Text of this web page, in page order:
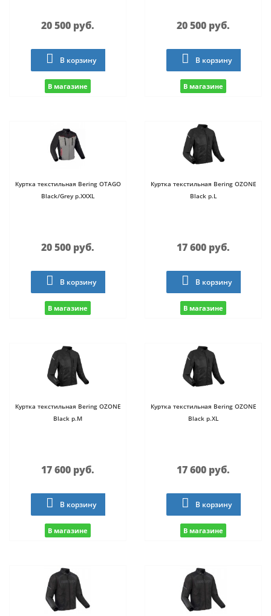
20 500 руб.
В корзину
В магазине
20 500 руб.
В корзину
В магазине
Куртка текстильная Bering OTAGO
Black/Grey р.XXXL
20 500 руб.
В корзину
В магазине
Куртка текстильная Bering OZONE
Black р.L
17 600 руб.
В корзину
В магазине
Куртка текстильная Bering OZONE
Black р.M
17 600 руб.
В корзину
В магазине
Куртка текстильная Bering OZONE
Black р.XL
17 600 руб.
В корзину
В магазине